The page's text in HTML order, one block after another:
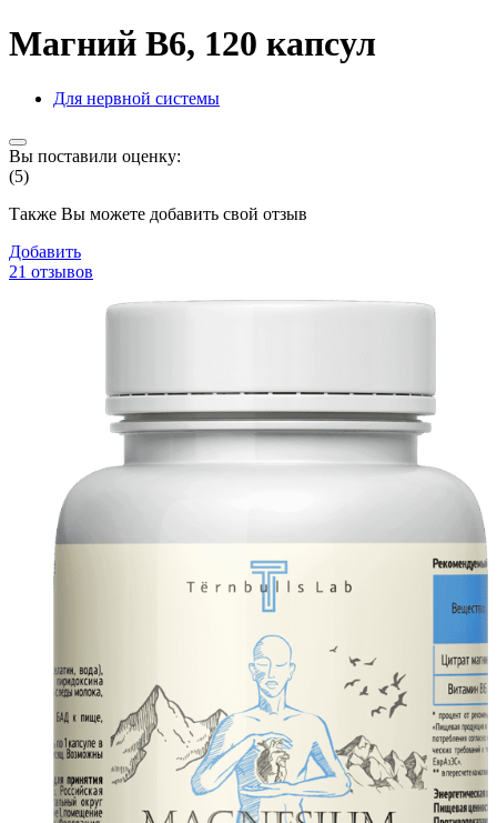
Магний B6, 120 капсул
Для нервной системы
Вы поставили оценку:
(5)
Также Вы можете добавить свой отзыв
Добавить
21 отзывов